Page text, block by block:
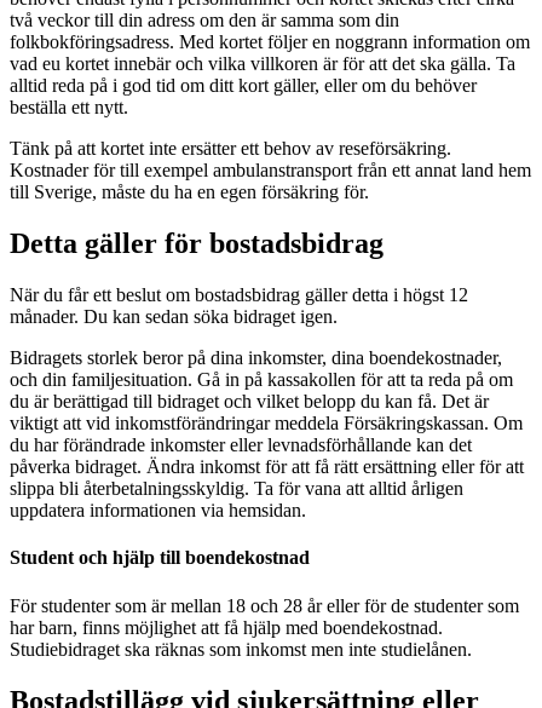
två veckor till din adress om den är samma som din
folkbokföringsadress. Med kortet följer en noggrann information om
vad eu kortet innebär och vilka villkoren är för att det ska gälla. Ta
alltid reda på i god tid om ditt kort gäller, eller om du behöver
beställa ett nytt.
Tänk på att kortet inte ersätter ett behov av reseförsäkring.
Kostnader för till exempel ambulanstransport från ett annat land hem
till Sverige, måste du ha en egen försäkring för.
Detta gäller för bostadsbidrag
När du får ett beslut om bostadsbidrag gäller detta i högst 12
månader. Du kan sedan söka bidraget igen.
Bidragets storlek beror på dina inkomster, dina boendekostnader,
och din familjesituation. Gå in på kassakollen för att ta reda på om
du är berättigad till bidraget och vilket belopp du kan få. Det är
viktigt att vid inkomstförändringar meddela Försäkringskassan. Om
du har förändrade inkomster eller levnadsförhållande kan det
påverka bidraget. Ändra inkomst för att få rätt ersättning eller för att
slippa bli återbetalningsskyldig. Ta för vana att alltid årligen
uppdatera informationen via hemsidan.
Student och hjälp till boendekostnad
För studenter som är mellan 18 och 28 år eller för de studenter som
har barn, finns möjlighet att få hjälp med boendekostnad.
Studiebidraget ska räknas som inkomst men inte studielånen.
Bostadstillägg vid sjukersättning eller